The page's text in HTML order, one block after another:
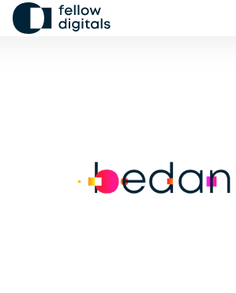
Ga naar de inhoud